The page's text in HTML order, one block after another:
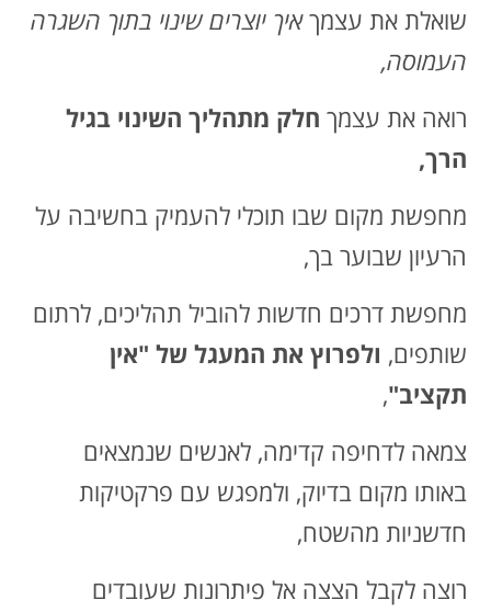
שואלת את עצמךאיך יוצרים שינוי בתוך השגרה
העמוסה,
רואה את עצמך חלק מתהליך השינוי בגיל
הרך,
מחפשת מקום שבו תוכלי להעמיק בחשיבה על
הרעיון שבוער בך,
מחפשת דרכים חדשות להוביל תהליכים, לרתום
שותפים, ולפרוץ את המעגל של "אין
תקציב",
צמאה לדחיפה קדימה, לאנשים שנמצאים
באותו מקום בדיוק, ולמפגש עם פרקטיקות
חדשניות מהשטח,
רוצה לקבל הצצה אל פיתרונות שעובדים